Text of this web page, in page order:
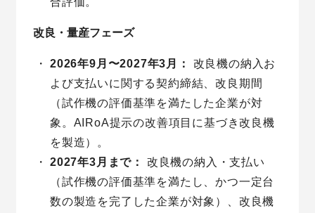
改良・量産フェーズ
2026年9月〜2027年3月：
改良機の納入お
よび支払いに関する契約締結、改良期間
（試作機の評価基準を満たした企業が対
象。AIRoA提示の改善項目に基づき改良機
を製造）。
2027年3月まで：
改良機の納入・支払い
（試作機の評価基準を満たし、かつ一定台
数の製造を完了した企業が対象）、改良機